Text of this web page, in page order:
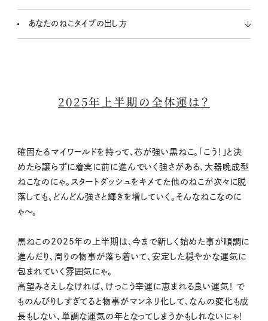
あなたのねこタイプの出し方
2025年上半期の全体運は？
確固たるマイワールドを持って、芯が強い黒ねこ。「こう！」と決
めたら譲らずに着実に前に進んでいく強さがある、大器晩成型
ねこなのにゃ。スタートダッシュをキメてた他のねこが次々に脱
落しても、どんどん強さと輝きを増していく。そんなねこなのに
ゃ〜。
黒ねこの2025年の上半期は、今まで新しく始めた事が順調に
進んだり、周りの物事が落ち着いて、安定した穏やかな運気に
包まれていく雰囲気にゃ。
高望みさえしなければ、けっこう幸運に恵まれる良い運気！ で
ものんびりしすぎてると物事がマンネリ化して、なんの変化も成
長もしない、単調な運気の年となってしまうかもしれないにゃ！